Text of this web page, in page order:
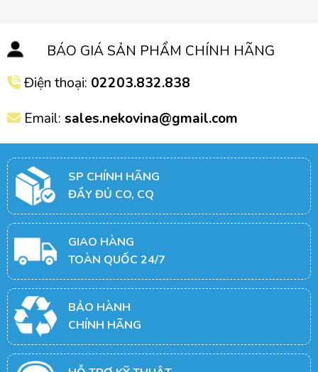
BÁO GIÁ SẢN PHẨM CHÍNH HÃNG
Điện thoại: 02203.832.838
Email: sales.nekovina@gmail.com
SP CHÍNH HÃNG
ĐẦY ĐỦ CO, CQ
GIAO HÀNG
TOÀN QUỐC 24/7
BẢO HÀNH
CHÍNH HÃNG